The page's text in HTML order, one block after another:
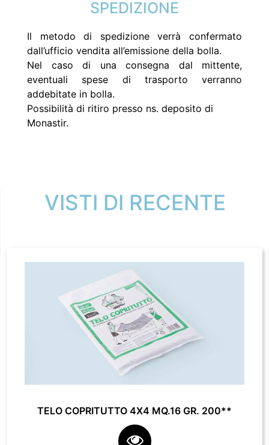
SPEDIZIONE
Il metodo di spedizione verrà confermato
dall’ufficio vendita all’emissione della bolla.
Nel caso di una consegna dal mittente,
eventuali spese di trasporto verranno
addebitate in bolla.
Possibilità di ritiro presso ns. deposito di
Monastir.
VISTI DI RECENTE
TELO COPRITUTTO 4X4 MQ.16 GR. 200**